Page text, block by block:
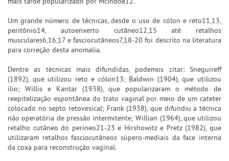
Um grande número de técnicas, desde o uso de cólon e reto11,13,
peritônio14, autoenxerto cutâneo12,15 até retalhos
musculares6,16,17 e fasciocutâneos7,18-20 foi descrito na literatura
para correção desta anomalia.
Dentre as técnicas mais difundidas, podemos citar: Sneguireff
(1892), que utilizou reto e cólon13; Baldwin (1904), que utilizou
ílio; Willis e Kantar (1938), que popularizaram o método de
reepitelização espontânea do trato vaginal por meio de um cateter
colocado no septo retovesical; Frank (1938), que difundiu a técnica
não operatória de pressão intermitente; Willian (1964), que utilizou
retalho cutâneo do períneo21-23 e Hirshowitz e Pretz (1982), que
utilizaram retalhos fasciocutâneos súpero-mediais da face interna
da coxa para reconstrução vaginal.